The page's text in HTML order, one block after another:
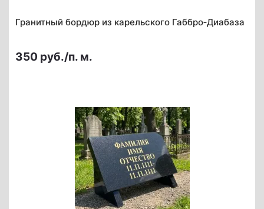
Гранитный бордюр из карельского Габбро‑Диабаза
350 руб./п. м.